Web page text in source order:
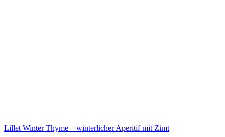
Lillet Winter Thyme – winterlicher Aperitif mit Zimt